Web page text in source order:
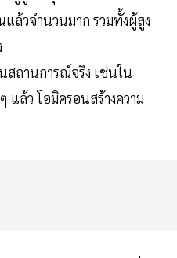
แล้วจำนวนมาก รวมทั้งผู้สูง
สถานการณ์จริง เช่นใน
แล้ว โอมิครอนสร้างความ